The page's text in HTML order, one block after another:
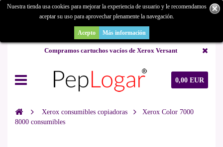
¿Buscas un repuesto de copiadora o buscas una de ocasión y no la
encuentras? Consúltanos.
Compramos cartuchos vacíos de Xerox Versant
0,00 EUR
Nuestra tienda usa cookies para mejorar la experiencia de usuario y le recomendamos
aceptar su uso para aprovechar plenamente la navegación.
Acepto Más información
Xerox consumibles copiadoras
Xerox Color 7000
8000 consumibles